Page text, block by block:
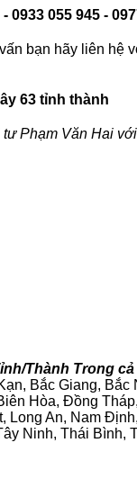
- 0933 055 945 -
bạn hãy liên hệ
63 tỉnh thành
Phạm Văn Hai
Thành Trong
Bắc Giang,
Hòa, Đồng
An, Nam
Ninh, Thái